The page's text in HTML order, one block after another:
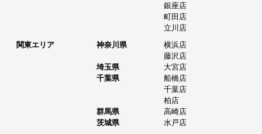
銀座店
町田店
立川店
関東エリア
神奈川県
横浜店
藤沢店
埼玉県
大宮店
千葉県
船橋店
千葉店
柏店
群馬県
高崎店
茨城県
水戸店